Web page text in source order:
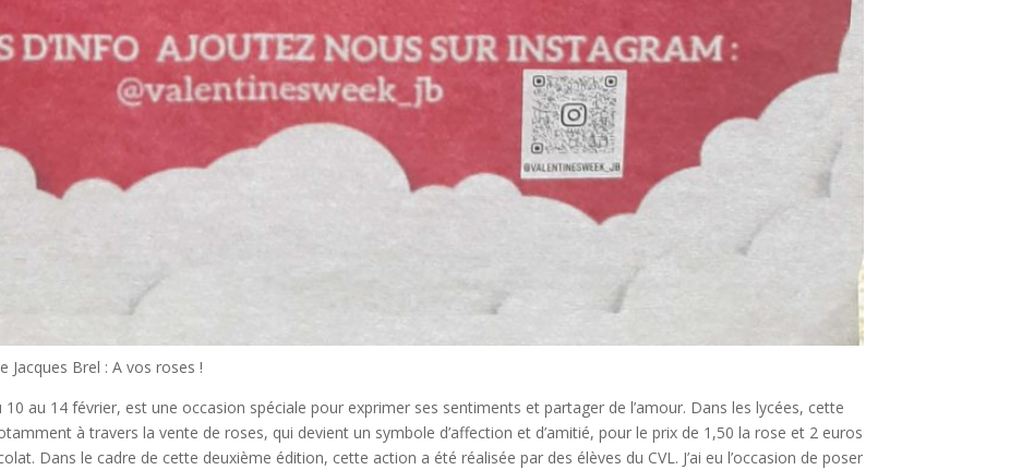
Jacques Brel : A vos roses !
au 14 février, est une occasion spéciale pour exprimer ses sentiments et partager de l’amour. Dans les lycées, cette
à travers la vente de roses, qui devient un symbole d’affection et d’amitié, pour le prix de 1,50 la rose et 2 euros
Dans le cadre de cette deuxième édition, cette action a été réalisée par des élèves du CVL. J’ai eu l’occasion de poser